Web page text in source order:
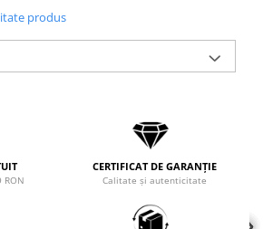
produs
RON
CERTIFICAT DE GARANȚIE
Calitate și autenticitate